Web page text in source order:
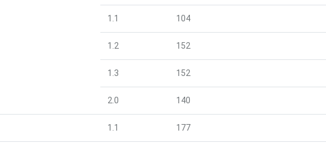
1.1 104
1.2 152
1.3 152
2.0 140
1.1 177